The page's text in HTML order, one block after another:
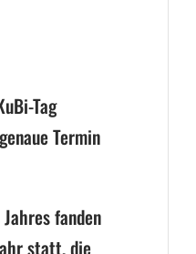
Tag
Termin
fanden
statt, die